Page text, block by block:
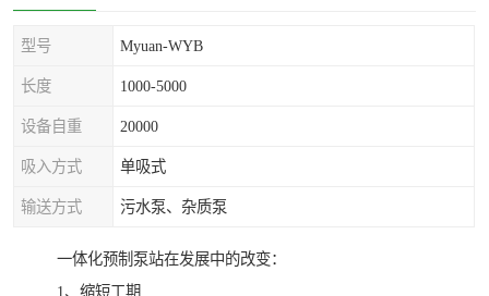
型号 Myuan-WYB
长度 1000-5000
设备自重 20000
吸入方式 单吸式
输送方式 污水泵、杂质泵
一体化预制泵站在发展中的改变：
1、缩短工期